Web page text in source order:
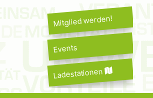
Mitglied werden!
Events
Ladestationen